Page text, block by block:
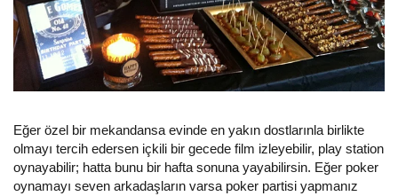
Eğer özel bir mekandansa evinde en yakın dostlarınla birlikte
olmayı tercih edersen içkili bir gecede film izleyebilir, play station
oynayabilir; hatta bunu bir hafta sonuna yayabilirsin. Eğer poker
oynamayı seven arkadaşların varsa poker partisi yapmanız